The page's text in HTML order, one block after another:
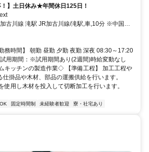
！】土日休み★年間休日125日！
古川線 滝駅 JR加古川線/滝駅,車,10分 ※中国自
車で10分 ★工場敷地外に無料駐車場あり
務時間】 朝勤 昼勤 夕勤 夜勤 深夜 08:30～17:20
試用期間：※試用期間あり(2週間)時給変動なし
キッチンの製造作業◇ 【準備工程】 加工工程や
掛品や木材、部品の運搬供給を行います。
使用し木材を投入して切断加工を行います。
固定時間制 未経験者歓迎 寮・社宅あり